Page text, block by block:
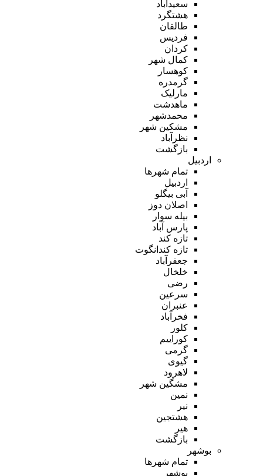
سعیدآباد
هشتگرد
طالقان
فردیس
کردان
کمال شهر
کوهسار
گرمدره
مارلیک
ماهدشت
محمدشهر
مشکین شهر
نظرآباد
بازگشت
اردبیل
تمام شهر‌ها
اردبیل
آبی بیگلو
اصلان دوز
بیله سوار
پارس آباد
تازه کند
تازه کندانگوت
جعفرآباد
خلخال
رضی
سرعین
عنبران
فخرآباد
کلور
کوراییم
گرمی
گیوی
لاهرود
مشگین شهر
نمین
نیر
هشتجین
هیر
بازگشت
بوشهر
تمام شهر‌ها
بوشهر